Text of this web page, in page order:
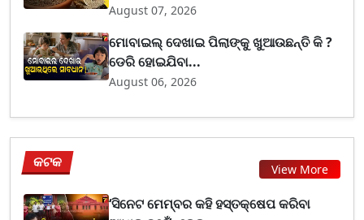
August 07, 2026
ମୋବାଇଲ୍ ଦେଖାଇ ପିଲାଙ୍କୁ ଖୁଆଉଛନ୍ତି କି ?
ଡେରି ହୋଇଯିବା...
August 06, 2026
କଟକ View More
‘ସିନେଟ ମେମ୍ବର କହି ହସ୍ତକ୍ଷେପ କରିବା